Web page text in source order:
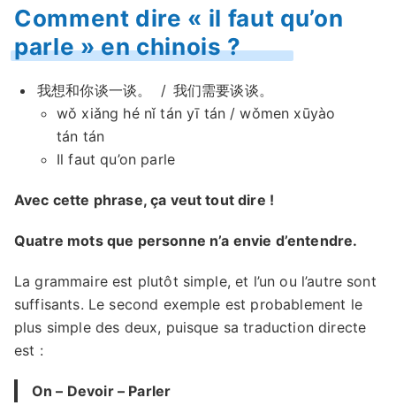
Comment dire « il faut qu’on
parle » en chinois ?
我想和你谈一谈。 / 我们需要谈谈。
wǒ xiǎng hé nǐ tán yī tán / wǒmen xūyào
tán tán
Il faut qu’on parle
Avec cette phrase, ça veut tout dire !
Quatre mots que personne n’a envie d’entendre.
La grammaire est plutôt simple, et l’un ou l’autre sont
suffisants. Le second exemple est probablement le
plus simple des deux, puisque sa traduction directe
est :
On – Devoir – Parler